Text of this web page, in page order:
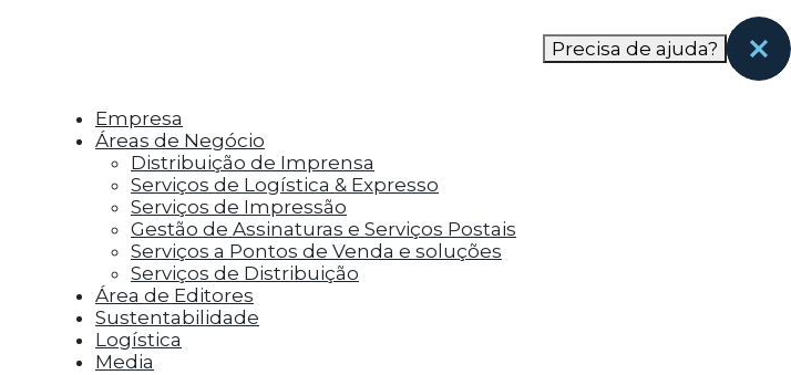
personalizados com base nas páginas que eles visitaram antes e analisar a
Precisa de ajuda?
Empresa
Áreas de Negócio
Distribuição de Imprensa
Serviços de Logística & Expresso
Serviços de Impressão
Gestão de Assinaturas e Serviços Postais
Serviços a Pontos de Venda e soluções
Serviços de Distribuição
Área de Editores
Sustentabilidade
Logística
Media